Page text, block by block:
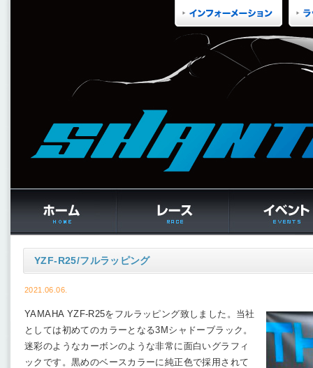
YZF-R25/フルラッピング
2021.06.06.
YAMAHA YZF-R25をフルラッピング致しました。当社
としては初めてのカラーとなる3Mシャドーブラック。
迷彩のようなカーボンのような非常に面白いグラフィ
ックです。黒めのベースカラーに純正色で採用されて